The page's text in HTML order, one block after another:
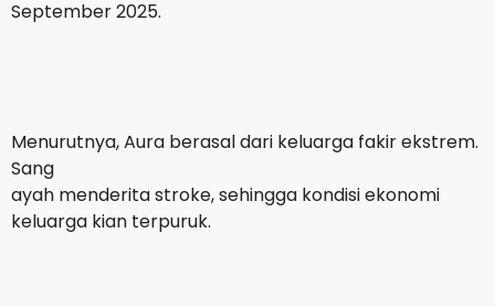
September 2025.
Menurutnya, Aura berasal dari keluarga fakir ekstrem.
Sang
ayah menderita stroke, sehingga kondisi ekonomi
keluarga kian terpuruk.